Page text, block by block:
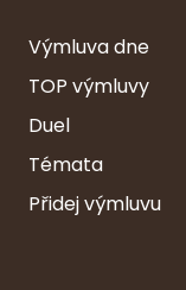
Výmluva dne
TOP výmluvy
Duel
Témata
Přidej výmluvu